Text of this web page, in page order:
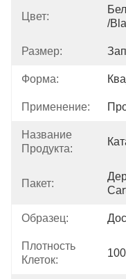
Цвет:
/
Размер:
Форма:
Применение:
Название
Продукта:
Пакет:
Образец:
Плотность
Клеток: